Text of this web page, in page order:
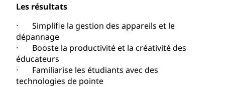
Les résultats
· Simplifie la gestion des appareils et le
dépannage
· Booste la productivité et la créativité des
éducateurs
· Familiarise les étudiants avec des
technologies de pointe